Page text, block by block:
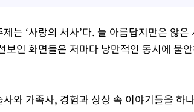
는 ‘사랑의 서사’다. 늘 아름답지만은 않
보인 화면들은 저마다 낭만적인 동시에 불
와 가족사, 경험과 상상 속 이야기들을 하